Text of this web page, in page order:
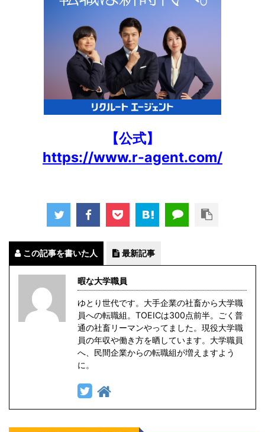
【公式】
https://www.r-agent.com/
この記事を書いた人 最新記事
暇な大学職員
ゆとり世代です。大手企業の社畜から大学職
員への転職組。TOEICは300点前半。ごく普
通の社畜リーマンやってました。現役大学職
員の年収や働き方を晒しています。大学職員
へ、民間企業からの転職組が増えますよう
に。